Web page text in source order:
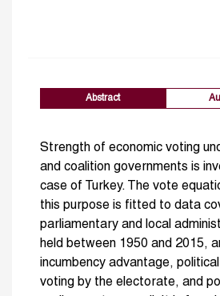
Abstract
Strength of economic voting
and coalition governments is
case of Turkey. The vote
this purpose is fitted to data
parliamentary and local
held between 1950 and 2015,
incumbency advantage,
voting by the electorate, and